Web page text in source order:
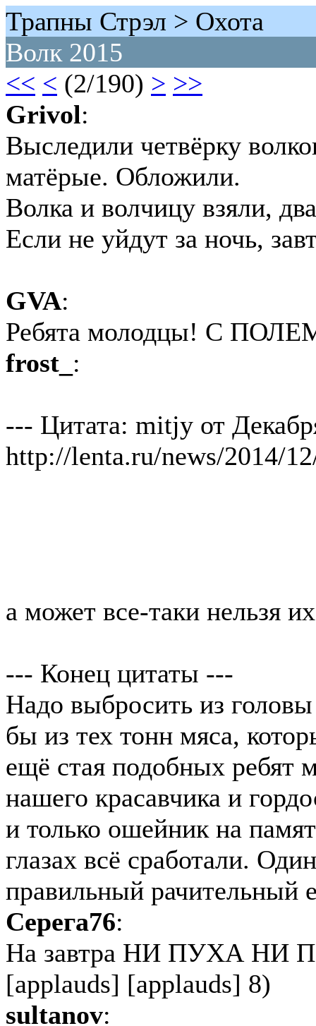
Трапны Стрэл > Охота
Волк 2015
<< < (2/190) > >>
Grivol:
Выследили четвёрку
матёрые. Обложили.
Волка и волчицу взяли,
Если не уйдут за ночь,
GVA:
Ребята молодцы! С
frost_ :
--- Цитата: mitjy от
http://lenta.ru/news/2014/
а может все-таки нельзя
--- Конец цитаты ---
Надо выбросить из
бы из тех тонн мяса,
ещё стая подобных ребят
нашего красавчика и
и только ошейник на
глазах всё сработали.
правильный рачительный
Серега76:
На завтра НИ ПУХА НИ
[applauds] [applauds] 8)
sultanov: